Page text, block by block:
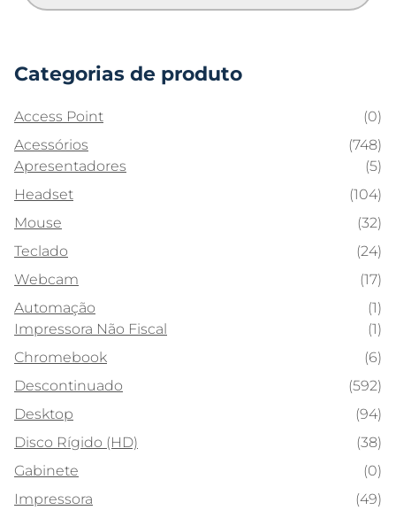
Categorias de produto
Access Point
(0)
Acessórios
(748)
Apresentadores
(5)
Headset
(104)
Mouse
(32)
Teclado
(24)
Webcam
(17)
Automação
(1)
Impressora Não Fiscal
(1)
Chromebook
(6)
Descontinuado
(592)
Desktop
(94)
Disco Rígido (HD)
(38)
Gabinete
(0)
Impressora
(49)